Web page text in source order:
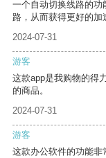
一个自动切换线路的
路，从而获得更好的加
2024-07-31
游客
这款app是我购物的得
的商品。
2024-07-31
游客
这款办公软件的功能